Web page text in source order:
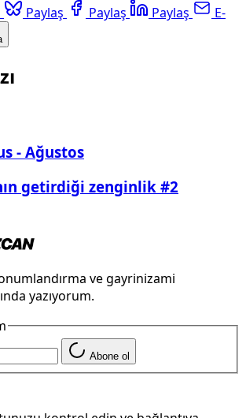
Paylaş Paylaş Paylaş
E-
- Ağustos
getirdiği zenginlik #2
ve gayrinizami
yazıyorum.
Abone ol